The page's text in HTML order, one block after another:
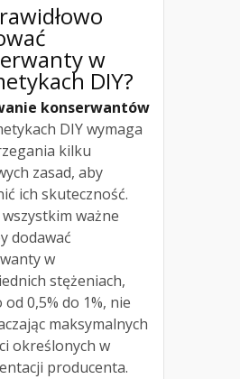
w
DIY?
konserwantów
DIY wymaga
kilku
zasad, aby
ich skuteczność.
ważne
dodawać
w
stężeniach,
0,5% do 1%, nie
maksymalnych
określonych w
producenta.